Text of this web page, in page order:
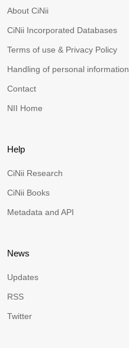
About CiNii
CiNii Incorporated Databases
Terms of use & Privacy Policy
Handling of personal information
Contact
NII Home
Help
CiNii Research
CiNii Books
Metadata and API
News
Updates
RSS
Twitter